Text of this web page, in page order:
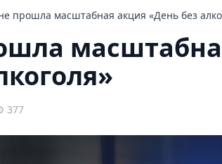
прошла масштабная акция «День без
377